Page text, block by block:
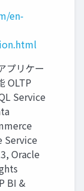
en-
プリケー
OLTP
Service
Service
Oracle
BI &